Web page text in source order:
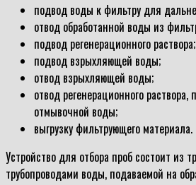
подвод воды к фильтру для
отвод обработанной воды из
подвод регенерационного раствора;
подвод взрыхляющей воды;
отвод взрыхляющей воды;
отвод регенерационного раствора,
отмывочной воды;
выгрузку фильтрующего материала.
Устройство для отбора проб состоит из
трубопроводами воды, подаваемой на